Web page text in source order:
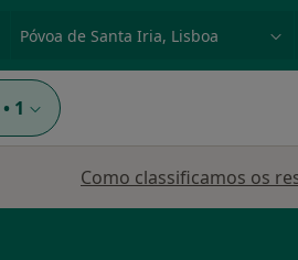
p. ex. Lisboa
• 1
Como classificamos os